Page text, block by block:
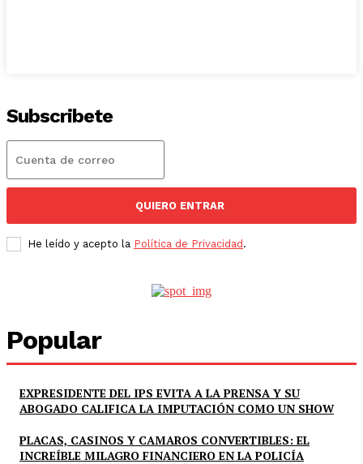
Subscribete
QUIERO ENTRAR
He leído y acepto la Política de Privacidad.
Popular
EXPRESIDENTE DEL IPS EVITA A LA PRENSA Y SU
ABOGADO CALIFICA LA IMPUTACIÓN COMO UN SHOW
PLACAS, CASINOS Y CAMAROS CONVERTIBLES: EL
INCREÍBLE MILAGRO FINANCIERO EN LA POLICÍA